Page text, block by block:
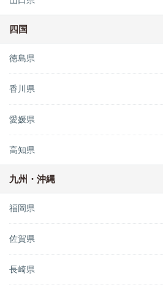
四国
徳島県
香川県
愛媛県
高知県
九州・沖縄
福岡県
佐賀県
長崎県